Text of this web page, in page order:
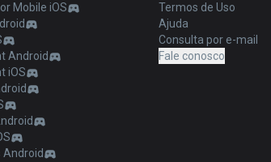
Mobile iOS
Android
iOS
Android
Termos de Uso
Ajuda
Consulta por e-mail
Fale conosco